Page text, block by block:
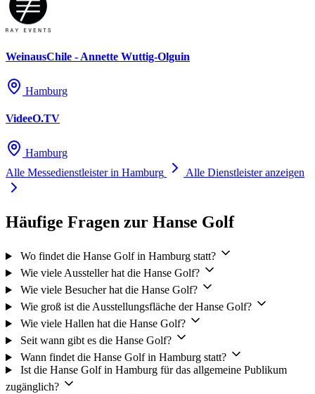
Congress?
Das Heiligengeistfeld bietet Wohnmobil-Stellplätze in der Nähe des
Messegeländes.
WeinausChile - Annette Wuttig-Olguin
Hamburg
VideeO.TV
Hamburg
Alle Messedienstleister in Hamburg
Alle Dienstleister anzeigen
Häufige Fragen zur Hanse Golf
Wo findet die Hanse Golf in Hamburg statt?
Wie viele Aussteller hat die Hanse Golf?
Wie viele Besucher hat die Hanse Golf?
Wie groß ist die Ausstellungsfläche der Hanse Golf?
Wie viele Hallen hat die Hanse Golf?
Seit wann gibt es die Hanse Golf?
Wann findet die Hanse Golf in Hamburg statt?
Ist die Hanse Golf in Hamburg für das allgemeine Publikum
zugänglich?